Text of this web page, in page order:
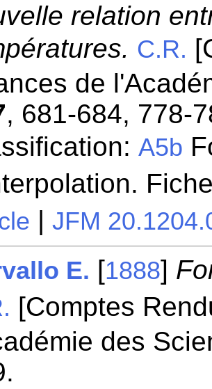
relation
C.R.
de
, 681-684, 778-
A5b
|JFM
E. [1888]
[Comptes
des